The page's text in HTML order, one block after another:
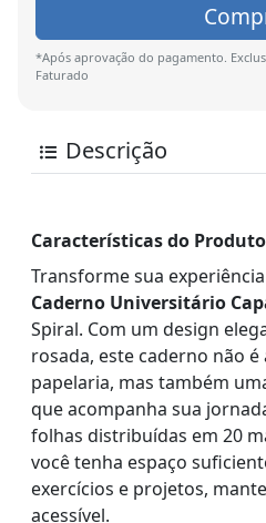
*Após aprovação do pagamento.
Faturado
Descrição
Características do Produto
Transforme sua
Caderno Universitário
Spiral. Com um design
rosada, este caderno não
papelaria, mas também
que acompanha sua
folhas distribuídas em 20
você tenha espaço
exercícios e projetos,
acessível.